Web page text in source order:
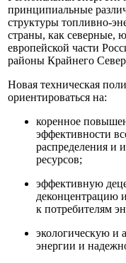
принципиальные
структуры топливно-
страны, как северные,
европейской части
районы Крайнего
Новая техническая
ориентироваться на:
коренное
эффективности
распределения и
ресурсов;
эффективную
деконцентрацию
к потребителям
экологическую и
энергии и